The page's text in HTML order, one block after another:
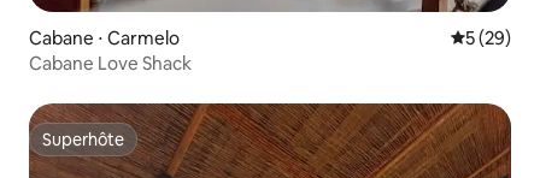
Cabane ⋅ Carmelo
5 (29)
Cabane Love Shack
Superhôte
Superhôte